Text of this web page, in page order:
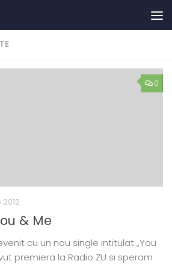
0
& Me
cu un nou single intitulat „You
premiera la Radio ZU si speram